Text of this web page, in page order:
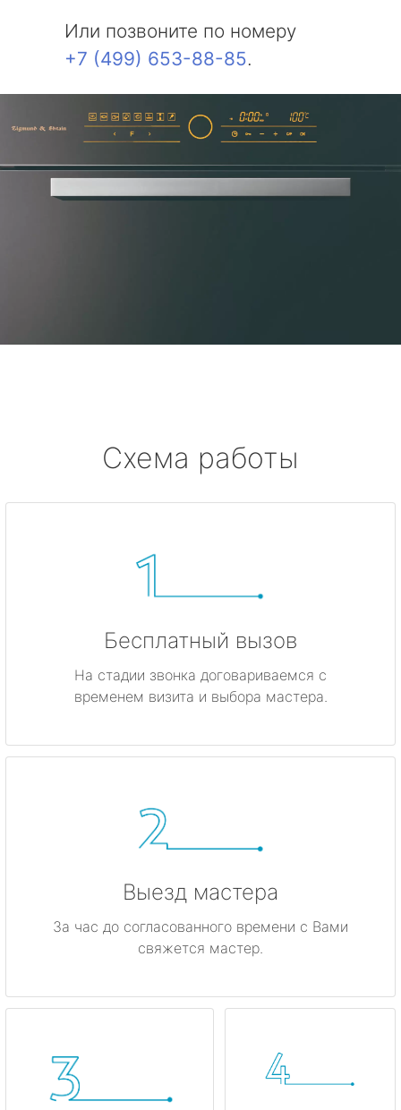
Или позвоните по номеру
+7 (499) 653-88-85.
Схема работы
Бесплатный вызов
На стадии звонка договариваемся с
временем визита и выбора мастера.
Выезд мастера
За час до согласованного времени с Вами
свяжется мастер.